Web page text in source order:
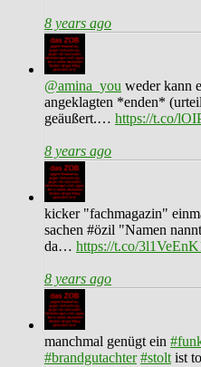
8 years ago
@amina_you weder kann
angeklagten *enden*
geäußert.… https://t.co/
8 years ago
kicker "fachmagazin"
sachen #özil "Namen
da… https://t.co/
8 years ago
manchmal genügt ein
#brandgutachter #stolt ist